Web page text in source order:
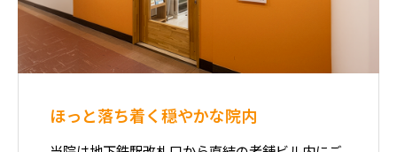
ほっと落ち着く穏やかな院内